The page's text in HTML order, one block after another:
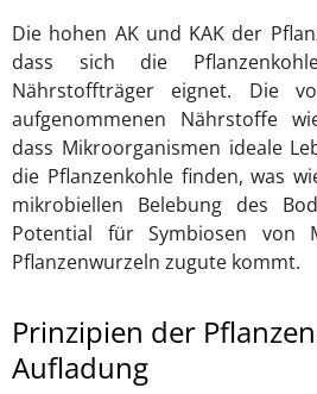
Die hohen AK und KAK der
dass sich die
Nährstoffträger eignet. Die
aufgenommenen Nährstoffe
dass Mikroorganismen ideale
die Pflanzenkohle finden, was
mikrobiellen Belebung des
Potential für Symbiosen von
Pflanzenwurzeln zugute kommt.
Prinzipien der
Aufladung